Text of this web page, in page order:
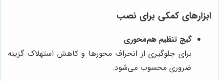
ابزارهای کمکی برای نصب
گیج تنظیم هم‌محوری
برای جلوگیری از انحراف محورها و کاهش استهلاک گزینه
ضروری محسوب می‌شود.